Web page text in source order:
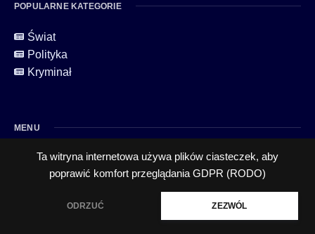
Ta witryna internetowa używa plików ciasteczek, aby
poprawić komfort przeglądania GDPR (RODO)
ODRZUĆ ZEZWÓL
POPULARNE KATEGORIE
Świat
Polityka
Kryminał
MENU